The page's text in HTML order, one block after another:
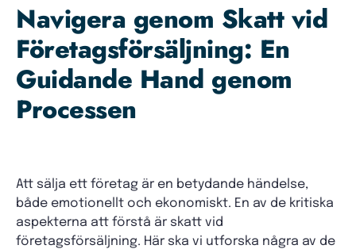
Navigera genom Skatt vid
Företagsförsäljning: En
Guidande Hand genom
Processen
Att sälja ett företag är en betydande händelse,
både emotionellt och ekonomiskt. En av de kritiska
aspekterna att förstå är skatt vid
företagsförsäljning. Här ska vi utforska några av de